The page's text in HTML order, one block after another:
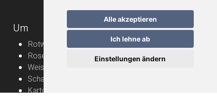
Alle akzeptieren
Ich lehne ab
Einstellungen ändern
Um
Rotweine
Roséweine
Weissweine
Schaumweine
Karton